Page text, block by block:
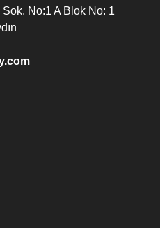
No:1 A Blok No: 1